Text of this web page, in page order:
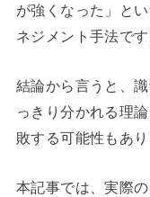
が強くなった」と
ネジメント手法です
結論から言うと、
っきり分かれる理
敗する可能性もあり
本記事では、実際